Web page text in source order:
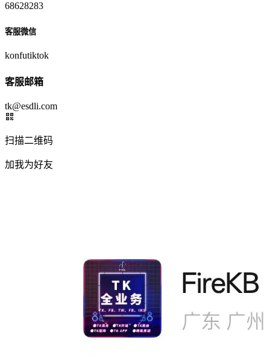
68628283
客服微信
konfutiktok
客服邮箱
tk@esdli.com
扫描二维码
加我为好友